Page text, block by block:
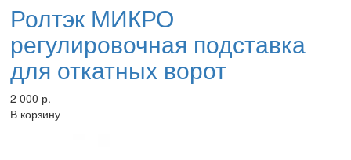
Ролтэк МИКРО
регулировочная подставка
для откатных ворот
2 000 р.
В корзину